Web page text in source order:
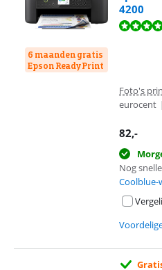
6 maanden gratis
Epson ReadyPrint
4200
Beoordeling is 8,4 van de 10,
Foto's
eurocent |
82,-
Nog
Coolblue-